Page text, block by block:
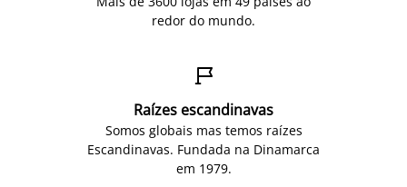
redor do mundo.

Raízes escandinavas
Somos globais mas temos raízes
Escandinavas. Fundada na Dinamarca
em 1979.